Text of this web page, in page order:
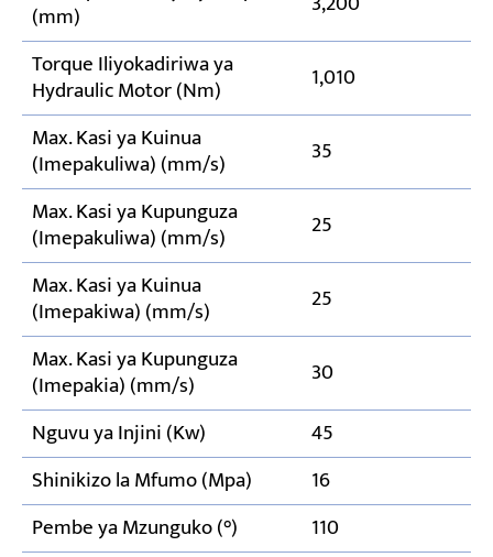
(mm)
Torque Iliyokadiriwa ya
Hydraulic Motor (Nm)
1,010
Max. Kasi ya Kuinua
(Imepakuliwa) (mm/s)
35
Max. Kasi ya Kupunguza
(Imepakuliwa) (mm/s)
25
Max. Kasi ya Kuinua
(Imepakiwa) (mm/s)
25
Max. Kasi ya Kupunguza
(Imepakia) (mm/s)
30
Nguvu ya Injini (Kw)
45
Shinikizo la Mfumo (Mpa)
16
Pembe ya Mzunguko (°)
110